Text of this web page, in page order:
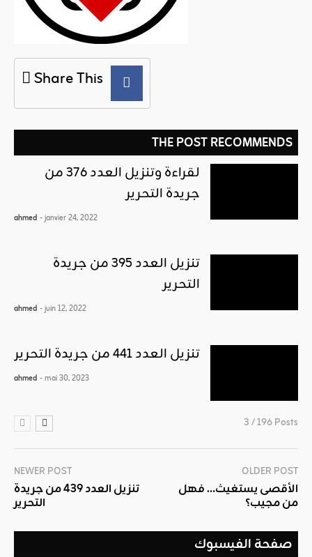
Share This
THE POST RECOMMENDS
لقراءة وتنزيل العدد 376 من
جريدة التحرير
ahmed - janvier 24, 2022
تنزيل العدد 395 من جريدة
التحرير
ahmed - juin 12, 2022
تنزيل العدد 441 من جريدة التحرير
ahmed - mai 30, 2023
3 / 196 Posts
NEWER POST
تنزيل العدد 439 من جريدة
التحرير
OLDER POST
الأقصى يستغيث… فهل
من مجيب؟
صفحة الفيسبوك